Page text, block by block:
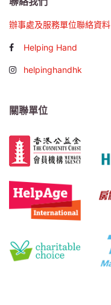
辦事處及服務單位聯絡資料
Helping Hand
helpinghandhk
關聯單位